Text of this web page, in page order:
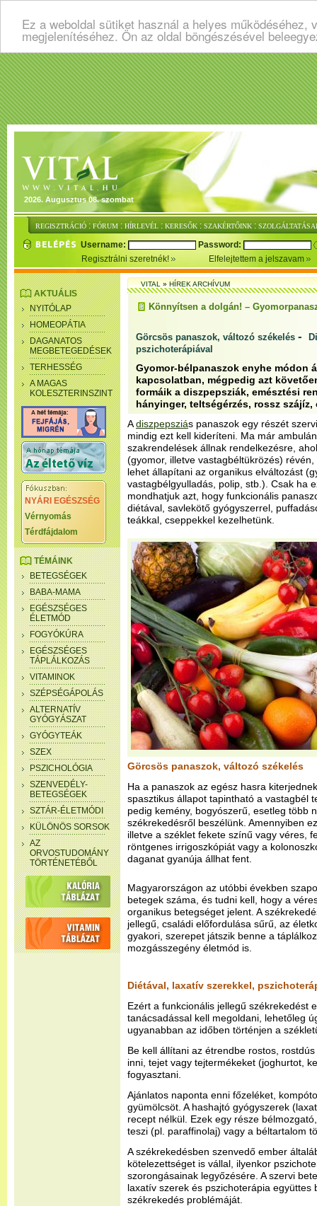
Ez a weboldal sütiket használ a helyes
megjelenítéséhez. Ön az oldal böngészésével
2026. Augusztus 08. szombat
REGISZTRÁCIÓ : FÓRUM : HÍRLEVÉL : KERESŐK : SZAKÉRTŐINK :
Username:
Password:
Regisztrálni szeretnék!
Elfelejtettem a jelszavam
AKTUÁLIS
NYITÓLAP
HOMEOPÁTIA
DAGANATOS
MEGBETEGEDÉSEK
TERHESSÉG
A MAGAS
KOLESZTERINSZINT
NYÁRI EGÉSZSÉG
Vérnyomás
Térdfájdalom
TÉMÁINK
BETEGSÉGEK
BABA-MAMA
EGÉSZSÉGES
ÉLETMÓD
FOGYÓKÚRA
EGÉSZSÉGES
TÁPLÁLKOZÁS
VITAMINOK
SZÉPSÉGÁPOLÁS
ALTERNATÍV
GYÓGYÁSZAT
GYÓGYTEÁK
SZEX
PSZICHOLÓGIA
SZENVEDÉLY-
BETEGSÉGEK
SZTÁR-ÉLETMÓDI
KÜLÖNÖS SORSOK
AZ
ORVOSTUDOMÁNY
TÖRTÉNETÉBŐL
VITAL»HÍREK ARCHÍVUM
Könnyítsen a dolgán! –
Görcsös panaszok, változó székelés -
pszichoterápiával
Gyomor-bélpanaszok enyhe módon
kapcsolatban, mégpedig azt
formáik a diszpepsziák, emésztési
hányinger, teltségérzés, rossz
Adiszpepsziás panaszok egy részét
mindig ezt kell kideríteni. Ma már
szakrendelések állnak rendelkezésre,
(gyomor, illetve vastagbéltükrözés)
lehet állapítani az organikus elváltozást
vastagbélgyulladás, polip, stb.). Csak ha
mondhatjuk azt, hogy funkcionális
diétával, savlekötő gyógyszerrel,
teákkal, cseppekkel kezelhetünk.
Görcsös panaszok, változó székelés
Ha a panaszok az egész hasra
spasztikus állapot tapintható a vastagbél
pedig kemény, bogyószerű, esetleg több
székrekedésről beszélünk. Amennyiben
illetve a széklet fekete színű vagy véres,
röntgenes irrigoszkópiát vagy a
daganat gyanúja állhat fent.
Magyarországon az utóbbi években
betegek száma, és tudni kell, hogy a
organikus betegséget jelent. A
jellegű, családi előfordulása sűrű, az
gyakori, szerepet játszik benne a
mozgásszegény életmód is.
Diétával, laxatív szerekkel,
Ezért a funkcionális jellegű székrekedést
tanácsadással kell megoldani, lehetőleg
ugyanabban az időben történjen a
Be kell állítani az étrendbe rostos,
inni, tejet vagy tejtermékeket (joghurtot,
fogyasztani.
Ajánlatos naponta enni főzeléket,
gyümölcsöt. A hashajtó gyógyszerek
recept nélkül. Ezek egy része
teszi (pl. paraffinolaj) vagy a béltartalom
A székrekedésben szenvedő ember
kötelezettséget is vállal, ilyenkor
szorongásainak legyőzésére. A szervi
laxatív szerek és pszichoterápia együttes
székrekedés problémáját.